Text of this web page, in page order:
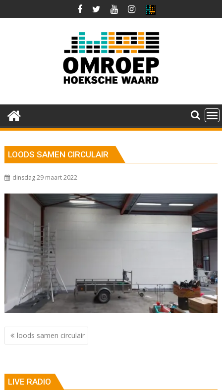
naar
LOODS SAMEN CIRCULAIR
dinsdag 29 maart 2022
Berichtnavigatie
loods samen circulair
LIVE RADIO